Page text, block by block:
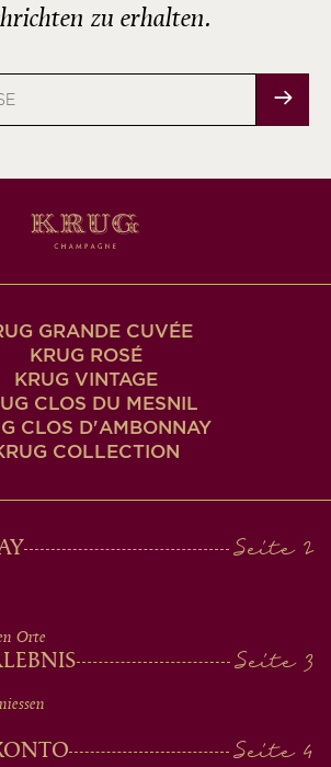
zu erhalten.
GRANDE CUVÉE
KRUG ROSÉ
KRUG VINTAGE
CLOS DU MESNIL
CLOS D'AMBONNAY
COLLECTION
Orte